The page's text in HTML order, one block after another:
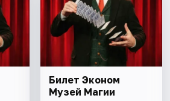
Билет Эконом
Музей Магии